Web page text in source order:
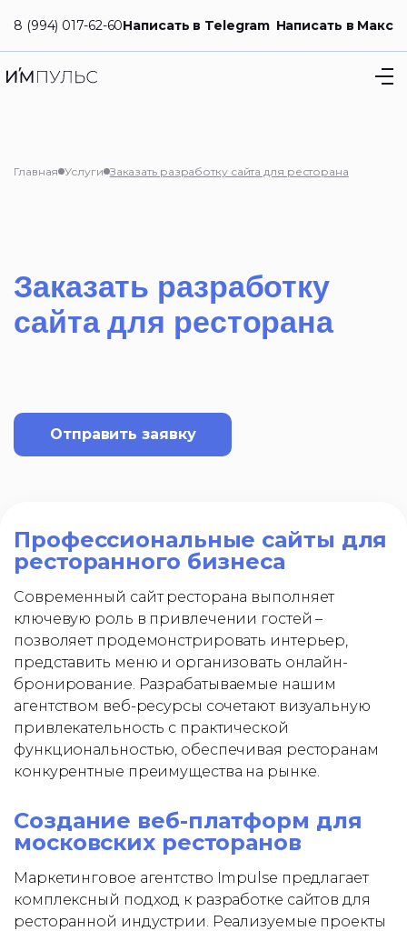
8 (994) 017-62-60Написать в Telegram Написать в Макс
Главная Услуги Заказать разработку сайта для ресторана
Заказать разработку
сайта для ресторана
Отправить заявку
Профессиональные сайты для
ресторанного бизнеса
Современный сайт ресторана выполняет
ключевую роль в привлечении гостей –
позволяет продемонстрировать интерьер,
представить меню и организовать онлайн-
бронирование. Разрабатываемые нашим
агентством веб-ресурсы сочетают визуальную
привлекательность с практической
функциональностью, обеспечивая ресторанам
конкурентные преимущества на рынке.
Создание веб-платформ для
московских ресторанов
Маркетинговое агентство Impulse предлагает
комплексный подход к разработке сайтов для
ресторанной индустрии. Реализуемые проекты